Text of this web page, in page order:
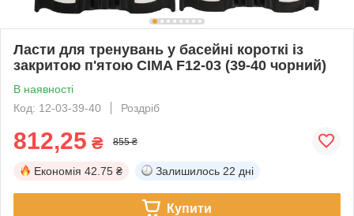
Ласти для тренувань у басейні короткі із
закритою п'ятою CIMA F12-03 (39-40 чорний)
В наявності
Код: 12-03-39-40
Роздріб
812,25 ₴ 855 ₴
Економія 42.75 ₴ Залишилось 22 дні
Купити